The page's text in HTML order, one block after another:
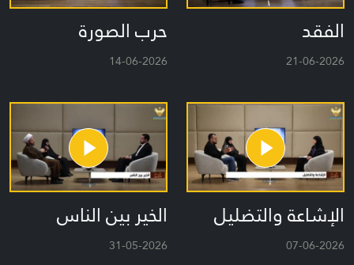
الفقد
21-06-2026
حرب الصورة
14-06-2026
الإشاعة والتضليل
07-06-2026
الخير بين الناس
31-05-2026